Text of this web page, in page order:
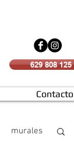
629 808 125
Contacto
murales